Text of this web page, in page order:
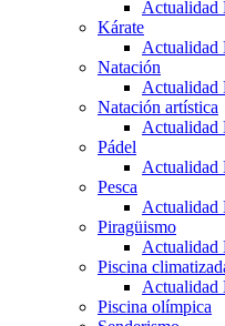
Actualidad
Kárate
Actualidad
Natación
Actualidad
Natación artística
Actualidad
Pádel
Actualidad
Pesca
Actualidad
Piragüismo
Actualidad
Piscina
Actualidad
Piscina olímpica